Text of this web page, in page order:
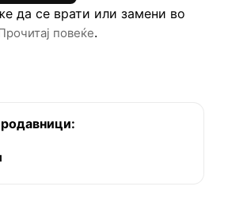
да се врати или замени во
повеќе.